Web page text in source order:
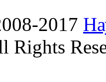
2017
Rights